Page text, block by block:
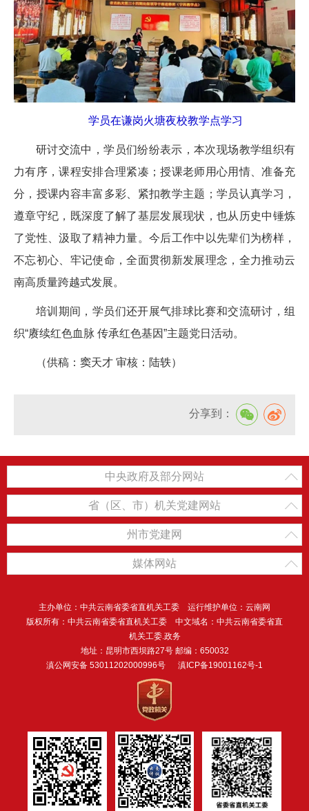
学员在谦岗火塘夜校教学点学习
研讨交流中，学员们纷纷表示，本次现场教学组织有
力有序，课程安排合理紧凑；授课老师用心用情、准备充
分，授课内容丰富多彩、紧扣教学主题；学员认真学习，
遵章守纪，既深度了解了基层发展现状，也从历史中锤炼
了党性、汲取了精神力量。今后工作中以先辈们为榜样，
不忘初心、牢记使命，全面贯彻新发展理念，全力推动云
南高质量跨越式发展。
培训期间，学员们还开展气排球比赛和交流研讨，组
织“赓续红色血脉 传承红色基因”主题党日活动。
（供稿：窦天才 审核：陆轶）
分享到：
中央政府及部分网站
省（区、市）机关党建网站
州市党建网
媒体网站
主办单位：中共云南省委省直机关工委 运行维护单位：云南网
版权所有：中共云南省委省直机关工委 中文域名：中共云南省委省直
机关工委.政务
地址：昆明市西坝路27号 邮编：650032
滇公网安备 53011202000996号
滇ICP备19001162号-1